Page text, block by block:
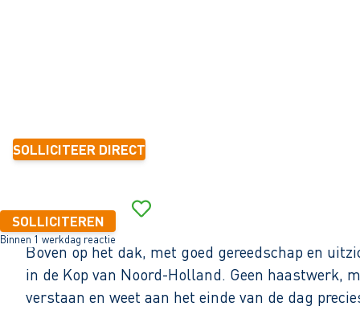
SOLLICITEER DIRECT
SOLLICITEREN
Binnen 1 werkdag reactie
Boven op het dak, met goed gereedschap en
in de Kop van Noord-Holland. Geen haastwerk,
verstaan en weet aan het einde van de dag